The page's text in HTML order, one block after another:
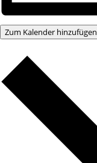
Zum Kalender hinzufügen